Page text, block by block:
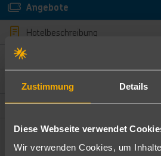
Zustimmung Details
Diese Webseite verwendet
Wir verwenden Cookies, um
Angebote
Hotelbeschreibung
Hotelmerkmale
Bewertungen
Lage und Umgebung
Angebote filtern